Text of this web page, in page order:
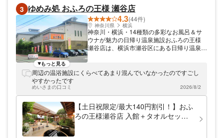
3 ゆめみ処 おふろの王様 瀬谷店
4.3(44件)
神奈川県 横浜
神奈川・横浜・14種類の多彩なお風呂＆サ
ウナが魅力の日帰り温泉施設おふろの王様
瀬谷店は、横浜市瀬谷区にある日帰り温泉施
14種類の多彩なお風呂＆サウナを完備して
や、ボディケア・フットケア・あかすりエス
テ・ヘアカットといったサービスも充実で
す。アクセスは「横浜町田IC」より車で約
10分。「瀬谷駅南口」と「中央林間駅」か
らは無料送迎バスも運行しています。
もっと見る
周辺の温浴施設にくらべてあまり混んでいなかったのですごし
やすかったです
めいさまの口コミ 2026/8/2
【土日祝限定/最大140円割引！】おふ
ろの王様瀬谷店 入館＋タオルセット